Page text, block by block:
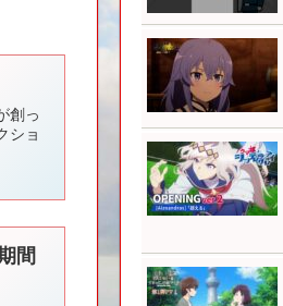
創っ
ショ
間